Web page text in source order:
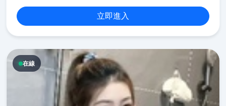
立即進入
在線